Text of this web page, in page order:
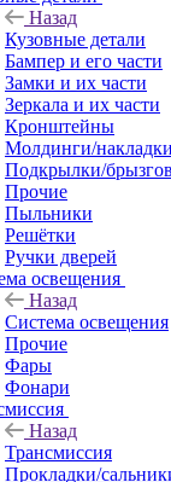
Назад
Кузовные детали
Бампер и его части
Замки и их части
Зеркала и их части
Кронштейны
Молдинги/накладки
Подкрылки/
Прочие
Пыльники
Решётки
Ручки дверей
освещения
Назад
Система освещения
Прочие
Фары
Фонари
Назад
Трансмиссия
Прокладки/